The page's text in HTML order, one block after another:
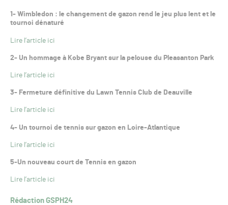
1- Wimbledon : le changement de gazon rend le jeu plus lent et le
tournoi dénaturé
Lire l’article ici
2- Un hommage à Kobe Bryant sur la pelouse du Pleasanton Park
Lire l’article ici
3- Fermeture définitive du Lawn Tennis Club de Deauville
Lire l’article ici
4- Un tournoi de tennis sur gazon en Loire-Atlantique
Lire l’article ici
5-Un nouveau court de Tennis en gazon
Lire l’article ici
Rédaction GSPH24